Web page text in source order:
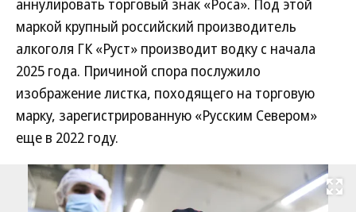
аннулировать торговый знак «Роса». Под этой
маркой крупный российский производитель
алкоголя ГК «Руст» производит водку с начала
2025 года. Причиной спора послужило
изображение листка, походящего на торговую
марку, зарегистрированную «Русским Севером»
еще в 2022 году.
Развернуть